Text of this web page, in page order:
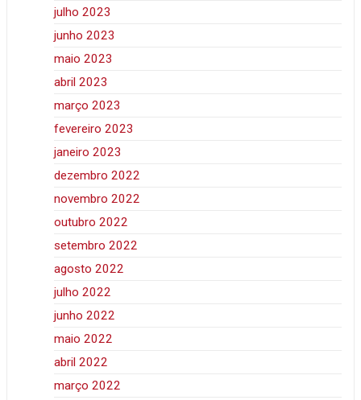
julho 2023
junho 2023
maio 2023
abril 2023
março 2023
fevereiro 2023
janeiro 2023
dezembro 2022
novembro 2022
outubro 2022
setembro 2022
agosto 2022
julho 2022
junho 2022
maio 2022
abril 2022
março 2022